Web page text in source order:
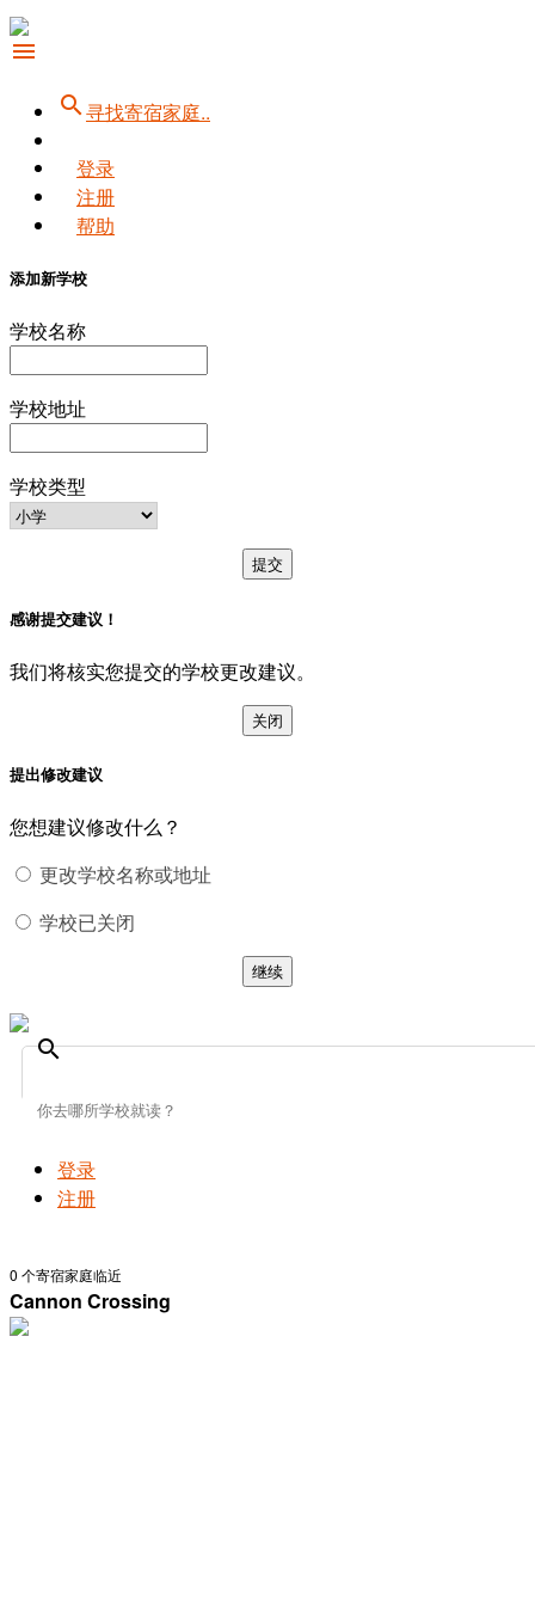
menu
search寻找寄宿家庭..
登录
注册
帮助
添加新学校
学校名称
学校地址
学校类型
提交
感谢提交建议！
我们将核实您提交的学校更改建议。
关闭
提出修改建议
您想建议修改什么？
更改学校名称或地址
学校已关闭
继续
search
登录
注册
0 个寄宿家庭临近
Cannon Crossing